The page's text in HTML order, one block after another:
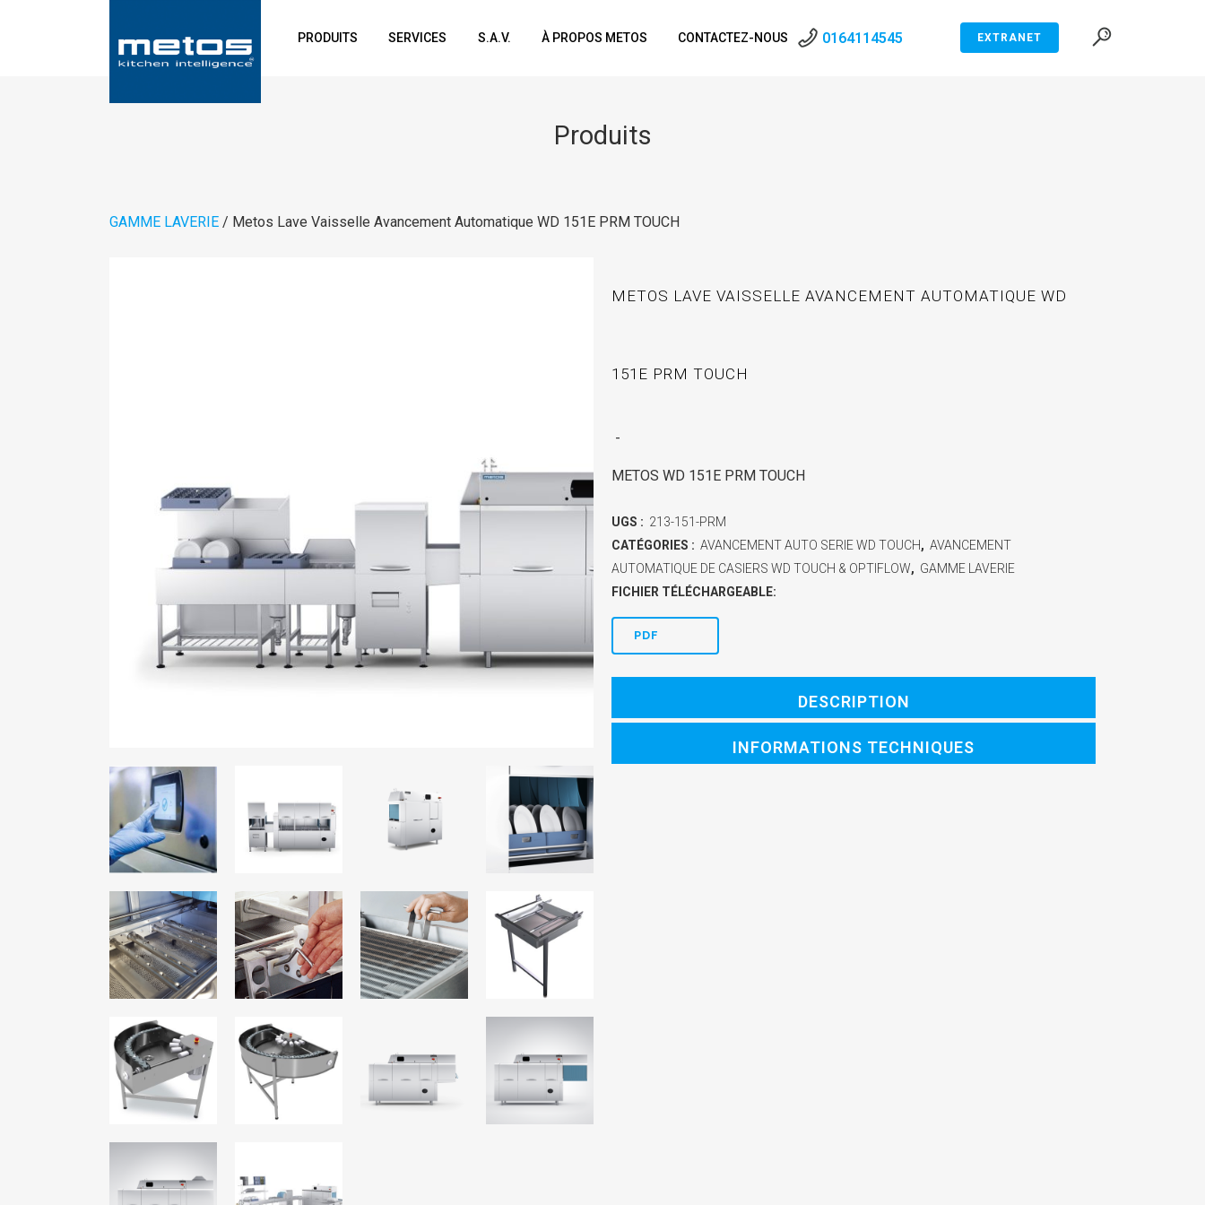
0164114545 EXTRANET
PRODUITS SERVICES S.A.V. À PROPOS METOS CONTACTEZ-NOUS
Produits
GAMME LAVERIE / Metos Lave Vaisselle Avancement Automatique WD 151E PRM TOUCH
METOS LAVE VAISSELLE AVANCEMENT AUTOMATIQUE WD
151E PRM TOUCH
-
METOS WD 151E PRM TOUCH
UGS : 213-151-PRM
CATÉGORIES : AVANCEMENT AUTO SERIE WD TOUCH, AVANCEMENT
AUTOMATIQUE DE CASIERS WD TOUCH & OPTIFLOW, GAMME LAVERIE
FICHIER TÉLÉCHARGEABLE:
PDF
DESCRIPTION
INFORMATIONS TECHNIQUES